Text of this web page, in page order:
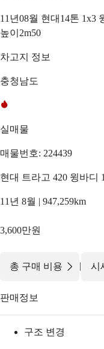
11년08월 현대14톤 1x3
높이2m50
차고지 정보
충청남도
실매물
매물번호: 224439
현대 트라고 420 윙바디
11년 8월 | 947,259km
3,600만원
총 구매 비용 | 시
판매정보
구조 변경